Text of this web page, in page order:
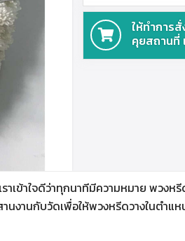
ให้ทำการ
คุยสถานที่
าใจดีว่าทุกนาทีมีความหมาย พวงหรี
านกับวัดเพื่อให้พวงหรีดวางในตำแห